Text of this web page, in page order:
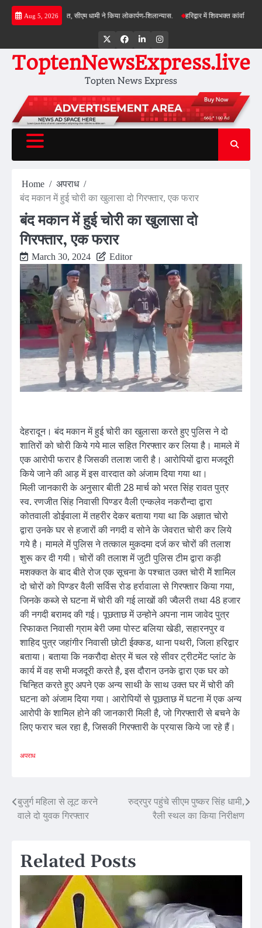
Skip
Aug 5, 2026
की सौगात, सीएम धामी ने किया लोकार्पण-शिलान्यास. हरिद्वार में शिवभक्त कांवड़ियों पर
TwitterFacebook
LinkedInInstagram
ToptenNewsExpress.live
Topten News Express
Home
अपराध
बंद मकान में हुई चोरी का खुलासा दो गिरफ्तार, एक फरार
बंद मकान में हुई चोरी का खुलासा दो
गिरफ्तार, एक फरार
March 30, 2024 Editor
देहरादून। बंद मकान में हुई चोरी का खुलासा करते हुए पुलिस ने दो
शातिरों को चोरी किये गये माल सहित गिरफ्तार कर लिया है। मामले में
एक आरोपी फरार है जिसकी तलाश जारी है। आरोपियों द्वारा मजदूरी
किये जाने की आड़ में इस वारदात को अंजाम दिया गया था।
मिली जानकारी के अनुसार बीती 28 मार्च को भरत सिंह रावत पुत्र
स्व. रणजीत सिंह निवासी पिण्डर वैली एन्कलेव नकरौन्दा द्वारा
कोतवाली डोईवाला में तहरीर देकर बताया गया था कि अज्ञात चोरो
द्वारा उनके घर से हजारों की नगदी व सोने के जेवरात चोरी कर लिये
गये है। मामले में पुलिस ने तत्काल मुकदमा दर्ज कर चोरों की तलाश
शुरू कर दी गयी। चोरों की तलाश में जुटी पुलिस टीम द्वारा कड़ी
मशक्कत के बाद बीते रोज एक सूचना के पश्चात उक्त चोरी मेें शामिल
दो चोरों को पिण्डर वैली सर्विस रोड हर्रावाला से गिरफ्तार किया गया,
जिनके कब्जे से घटना में चोरी की गई लाखों की ज्वैलरी तथा 48 हजार
की नगदी बरामद की गई। पूछताछ में उन्होने अपना नाम जावेद पुत्र
रिफाकत निवासी ग्राम बेरी जमा पोस्ट बलिया खेडी, सहारनपुर व
शाहिद पुत्र जहांगीर निवासी छोटी ईक्कड, थाना पथरी, जिला हरिद्वार
बताया। बताया कि नकरौदा क्षेत्र में चल रहे सीवर ट्रीटमेंट प्लांट के
कार्य में वह सभी मजदूरी करते है, इस दौरान उनके द्वारा एक घर को
चिन्हित करते हुए अपने एक अन्य साथी के साथ उक्त घर में चोरी की
घटना को अंजाम दिया गया। आरोपियों से पूछताछ में घटना में एक अन्य
आरोपी के शामिल होने की जानकारी मिली है, जो गिरफ्तारी से बचने के
लिए फरार चल रहा है, जिसकी गिरफ्तारी के प्रयास किये जा रहे हैं।
अपराध
Post
navigation
बुजुर्ग महिला से लूट करने
वाले दो युवक गिरफ्तार
रुद्रपुर पहुंचे सीएम पुष्कर सिंह धामी,
रैली स्थल का किया निरीक्षण
Related Posts